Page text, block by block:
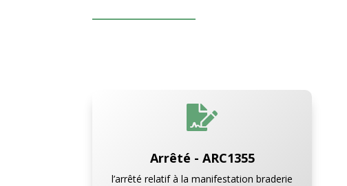

Arrêté - ARC1355
l’arrêté relatif à la manifestation braderie